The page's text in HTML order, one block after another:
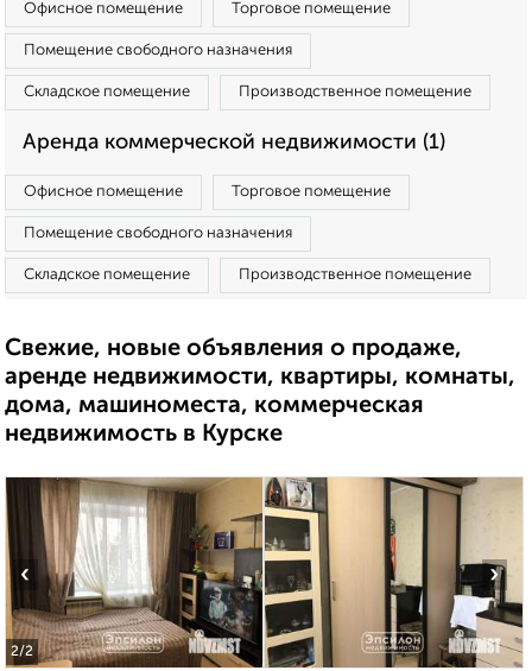
Офисное помещение Торговое помещение
Помещение свободного назначения
Складское помещение Производственное помещение
Аренда коммерческой недвижимости (1)
Офисное помещение Торговое помещение
Помещение свободного назначения
Складское помещение Производственное помещение
Свежие, новые объявления о продаже,
аренде недвижимости, квартиры, комнаты,
дома, машиноместа, коммерческая
недвижимость в Курске
2/2
‹ ›